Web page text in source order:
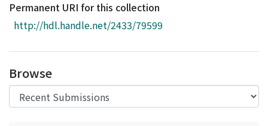
Download Ranking
Access Statistics
Permanent URI for this collection
http://hdl.handle.net/2433/79599
Browse